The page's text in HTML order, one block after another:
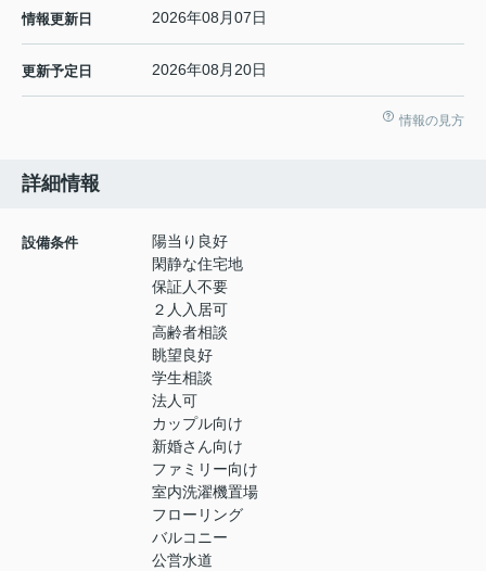
情報更新日 2026年08月07日
更新予定日 2026年08月20日
情報の見方
詳細情報
設備条件
陽当り良好
閑静な住宅地
保証人不要
２人入居可
高齢者相談
眺望良好
学生相談
法人可
カップル向け
新婚さん向け
ファミリー向け
室内洗濯機置場
フローリング
バルコニー
公営水道